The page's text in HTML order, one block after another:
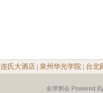
连氏大酒店 泉州华光学院 台北
全球粥会 Powered